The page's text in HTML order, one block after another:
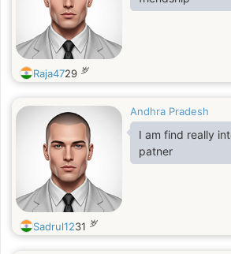
Raja4729 岁
Andhra Pradesh
I am find really
patner
Sadrul1231 岁